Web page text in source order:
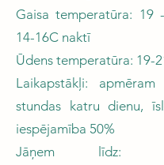
Gaisa temperatūra: 19
14-16C naktī
Ūdens temperatūra: 19-
Laikapstākļi:
stundas katru dienu,
iespējamība 50%
Jāņem līdz: